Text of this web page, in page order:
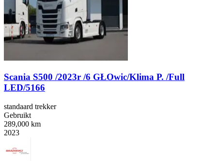
Scania S500 /2023r /6 GŁOwic/Klima P. /Full
LED/5166
standaard trekker
Gebruikt
289,000 km
2023